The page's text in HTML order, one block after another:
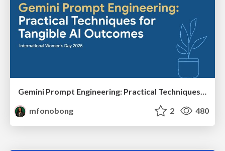
Gemini Prompt Engineering: Practical Techniques for Tangible AI Outcomes
mfonobong
2 480